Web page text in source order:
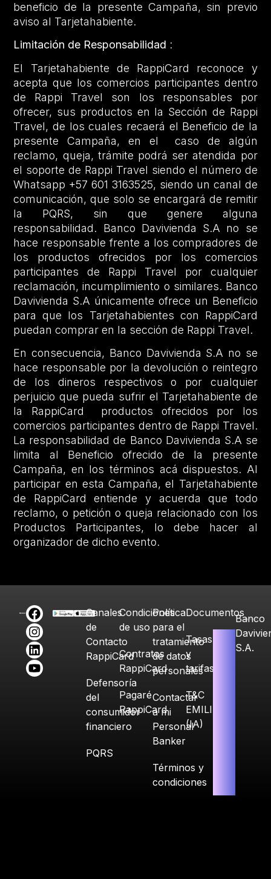
beneficio de la presente Campaña, sin previo
aviso al Tarjetahabiente.
Limitación de Responsabilidad :
El Tarjetahabiente de RappiCard reconoce y
acepta que los comercios participantes dentro
de Rappi Travel son los responsables por
ofrecer, sus productos en la Sección de Rappi
Travel, de los cuales recaerá el Beneficio de la
presente Campaña, en el caso de algún
reclamo, queja, trámite podrá ser atendida por
el soporte de Rappi Travel siendo el número de
Whatsapp +57 601 3163525, siendo un canal de
comunicación, que solo se encargará de remitir
la PQRS, sin que genere alguna
responsabilidad. Banco Davivienda S.A no se
hace responsable frente a los compradores de
los productos ofrecidos por los comercios
participantes de Rappi Travel por cualquier
reclamación, incumplimiento o similares. Banco
Davivienda S.A únicamente ofrece un Beneficio
para que los Tarjetahabientes con RappiCard
puedan comprar en la sección de Rappi Travel.
En consecuencia, Banco Davivienda S.A no se
hace responsable por la devolución o reintegro
de los dineros respectivos o por cualquier
perjuicio que pueda sufrir el Tarjetahabiente de
la RappiCard productos ofrecidos por los
comercios participantes dentro de Rappi Travel.
La responsabilidad de Banco Davivienda S.A se
limita al Beneficio ofrecido de la presente
Campaña, en los términos acá dispuestos. Al
participar en esta Campaña, el Tarjetahabiente
de RappiCard entiende y acuerda que todo
reclamo, o petición o queja relacionado con los
Productos Participantes, lo debe hacer al
organizador de dicho evento.
Canales
de
Contacto
RappiCard
Defensoría
del
consumidor
financiero
PQRS
Condiciones
de uso
Contratos
RappiCard
Pagaré
RappiCard
Política
para el
tratamiento
de datos
personales
Contactar
a mi
Personal
Banker
Términos y
condiciones
Documentos
Tasas
y
tarifas
T&C
EMILIA
(IA)
Banco
S.A.